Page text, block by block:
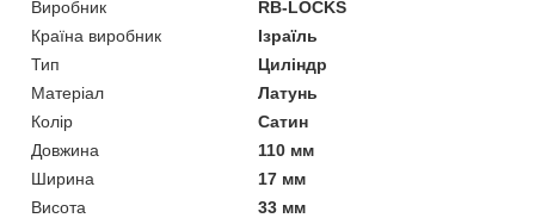
Виробник
RB-LOCKS
Країна виробник
Ізраїль
Тип
Циліндр
Матеріал
Латунь
Колір
Сатин
Довжина
110 мм
Ширина
17 мм
Висота
33 мм